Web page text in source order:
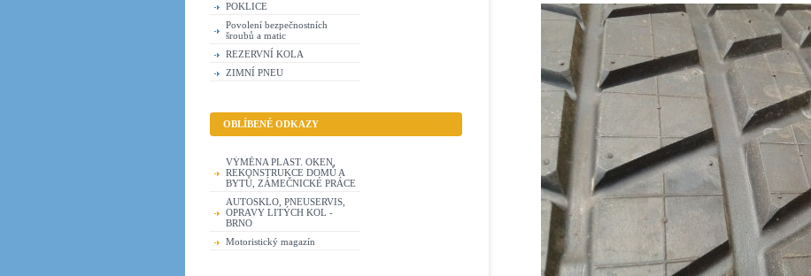
POKLICE
Povolení bezpečnostních
šroubů a matic
REZERVNÍ KOLA
ZIMNÍ PNEU
OBLÍBENÉ ODKAZY
VÝMĚNA PLAST. OKEN,
REKONSTRUKCE DOMŮ A
BYTŮ, ZÁMEČNICKÉ PRÁCE
AUTOSKLO, PNEUSERVIS,
OPRAVY LITÝCH KOL -
BRNO
Motoristický magazín